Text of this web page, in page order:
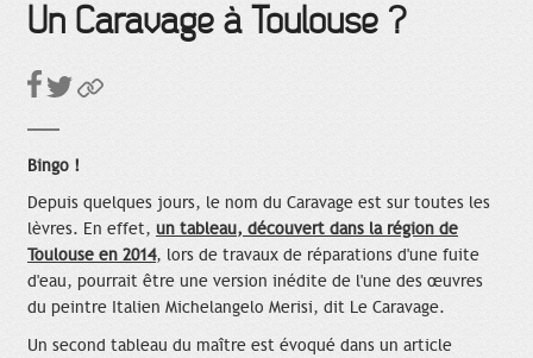
Un Caravage à Toulouse ?
Bingo !
Depuis quelques jours, le nom du Caravage est sur toutes les
lèvres. En effet, un tableau, découvert dans la région de
Toulouse en 2014, lors de travaux de réparations d'une fuite
d'eau, pourrait être une version inédite de l'une des œuvres
du peintre Italien Michelangelo Merisi, dit Le Caravage.
Un second tableau du maître est évoqué dans un article